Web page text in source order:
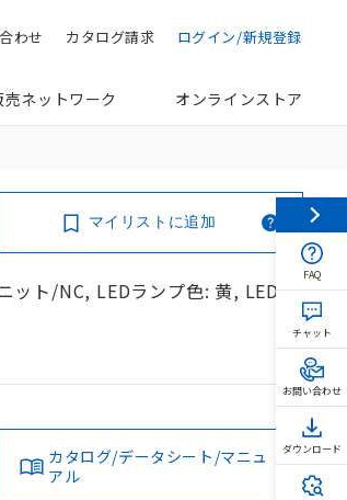
ログイン/新規登録
カタログ請求
わせ
売ネットワーク オンラインストア
ット/NC, LEDランプ色: 黄, LEDラ
マイリストに追加
カタログ/データシート/マニュ
アル
FAQ
チャット
お問い合わせ
ダウンロード